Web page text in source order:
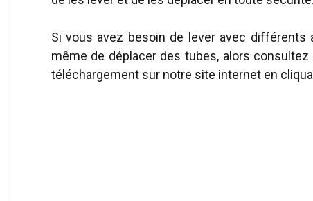
Si vous avez besoin de lever avec
même de déplacer des tubes, alors
téléchargement sur notre site internet en